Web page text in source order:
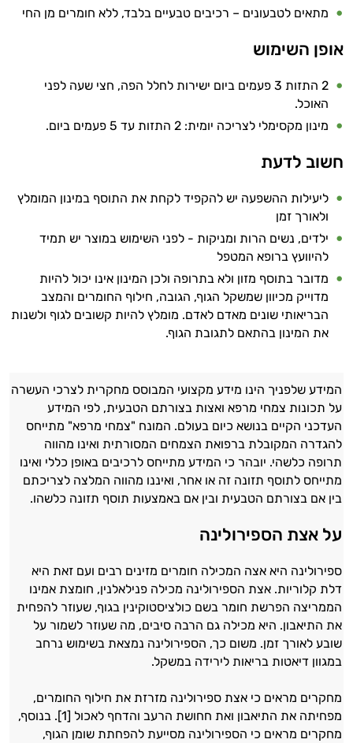
מתאים לטבעונים – רכיבים טבעיים בלבד, ללא חומרים מן החי
אופן השימוש
2 התזות 3 פעמים ביום ישירות לחלל הפה, חצי שעה לפני
האוכל.
מינון מקסימלי לצריכה יומית: 2 התזות עד 5 פעמים ביום.
חשוב לדעת
ליעילות ההשפעה יש להקפיד לקחת את התוסף במינון המומלץ
ולאורך זמן
ילדים, נשים הרות ומניקות - לפני השימוש במוצר יש תמיד
להיוועץ ברופא המטפל
מדובר בתוסף מזון ולא בתרופה ולכן המינון אינו יכול להיות
מדוייק מכיוון שמשקל הגוף, הגובה, חילוף החומרים והמצב
הבריאותי שונים מאדם לאדם. מומלץ להיות קשובים לגוף ולשנות
את המינון בהתאם לתגובת הגוף.
המידע שלפניך הינו מידע מקצועי המבוסס מחקרית לצרכי העשרה
על תכונות צמחי מרפא ואצות בצורתם הטבעית, לפי המידע
העדכני הקיים בנושא כיום בעולם. המונח "צמחי מרפא" מתייחס
להגדרה המקובלת ברפואת הצמחים המסורתית ואינו מהווה
תרופה כלשהי. יובהר כי המידע מתייחס לרכיבים באופן כללי ואינו
מתייחס לתוסף תזונה זה או אחר, ואיננו מהווה המלצה לצריכתם
בין אם בצורתם הטבעית ובין אם באמצעות תוסף תזונה כלשהו.
על אצת הספירולינה
ספירולינה היא אצה המכילה חומרים מזינים רבים ועם זאת היא
דלת קלוריות. אצת הספירולינה מכילה פנילאלנין, חומצת אמינו
הממריצה הפרשת חומר בשם כולציסטוקינין בגוף, שעוזר להפחית
את התיאבון. היא מכילה גם הרבה סיבים, מה שעוזר לשמור על
שובע לאורך זמן. משום כך, הספירולינה נמצאת בשימוש נרחב
במגוון דיאטות בריאות לירידה במשקל.
מחקרים מראים כי אצת ספירולינה מזרזת את חילוף החומרים,
מפחיתה את התיאבון ואת חחושת הרעב והדחף לאכול [1]. בנוסף,
מחקרים מראים כי הספירולינה מסייעת להפחתת שומן הגוף,